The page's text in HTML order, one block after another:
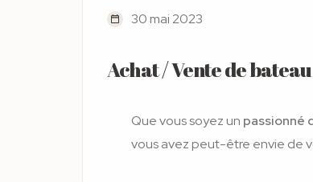
30 mai 2023
Achat / Vente de
Que vous soyez un passionné
vous avez peut-être envie de